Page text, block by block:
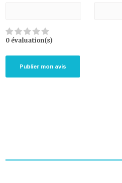
0 évaluation(s)